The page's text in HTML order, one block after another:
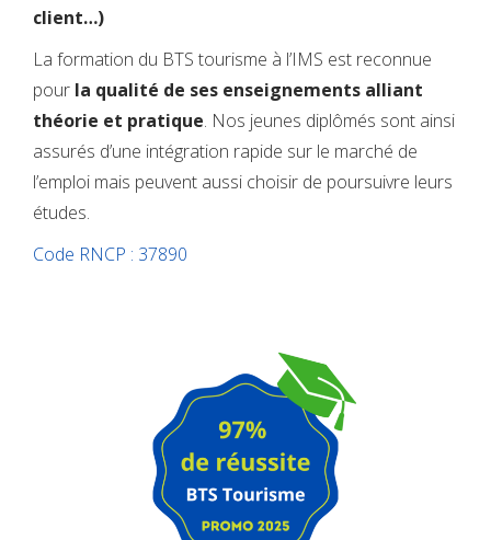
client…)
La formation du BTS tourisme à l’IMS est reconnue
pour la qualité de ses enseignements alliant
théorie et pratique. Nos jeunes diplômés sont ainsi
assurés d’une intégration rapide sur le marché de
l’emploi mais peuvent aussi choisir de poursuivre leurs
études.
Code RNCP : 37890